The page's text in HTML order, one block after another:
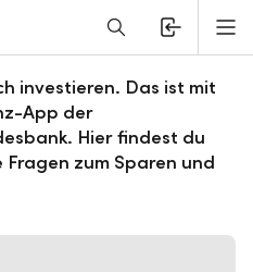
zu willbe
investieren. Das ist mit
App der
Hier findest du
zum Sparen und